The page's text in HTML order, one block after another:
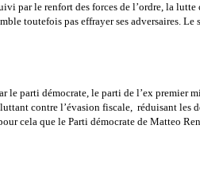
par le renfort des forces de l’ordre, la
toutefois pas effrayer ses adversaires.
le parti démocrate, le parti de l’ex
contre l’évasion fiscale, réduisant les
cela que le Parti démocrate de Matteo